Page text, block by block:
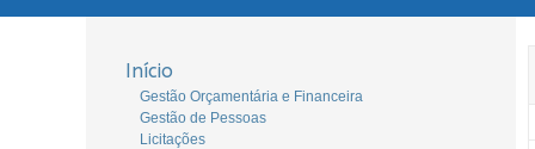
Início
Gestão Orçamentária e Financeira
Gestão de Pessoas
Licitações